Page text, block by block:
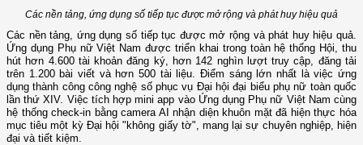
Các nền tảng, ứng dụng số tiếp tục được mở rộng và phát huy hiệu quả
Các nền tảng, ứng dụng số tiếp tục được mở rộng và phát huy hiệu quả.
Ứng dụng Phụ nữ Việt Nam được triển khai trong toàn hệ thống Hội, thu
hút hơn 4.600 tài khoản đăng ký, hơn 142 nghìn lượt truy cập, đăng tải
trên 1.200 bài viết và hơn 500 tài liệu. Điểm sáng lớn nhất là việc ứng
dụng thành công công nghệ số phục vụ Đại hội đại biểu phụ nữ toàn quốc
lần thứ XIV. Việc tích hợp mini app vào Ứng dụng Phụ nữ Việt Nam cùng
hệ thống check-in bằng camera AI nhận diện khuôn mặt đã hiện thực hóa
mục tiêu một kỳ Đại hội "không giấy tờ", mang lại sự chuyên nghiệp, hiện
đại và tiết kiệm.